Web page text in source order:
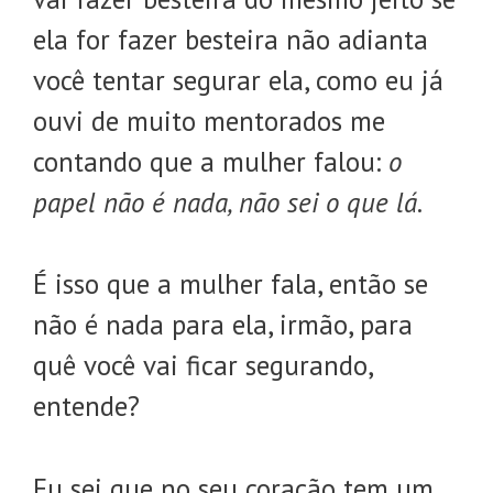
ela for fazer besteira não adianta
você tentar segurar ela, como eu já
ouvi de muito mentorados me
contando que a mulher falou: o
papel não é nada, não sei o que lá.
É isso que a mulher fala, então se
não é nada para ela, irmão, para
quê você vai ficar segurando,
entende?